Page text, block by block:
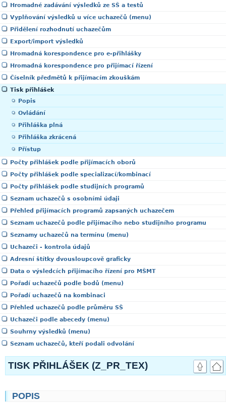
Hromadné zadávání výsledků ze SŠ a testů
Vyplňování výsledků u více uchazečů (menu)
Přidělení rozhodnutí uchazečům
Export/import výsledků
Hromadná korespondence pro e-přihlášky
Hromadná korespondence pro přijímací řízení
Číselník předmětů k přijímacím zkouškám
Tisk přihlášek
Popis
Ovládání
Přihláška plná
Přihláška zkrácená
Přístup
Počty přihlášek podle přijímacích oborů
Počty přihlášek podle specializací/kombinací
Počty přihlášek podle studijních programů
Seznam uchazečů s osobními údaji
Přehled přijímacích programů zapsaných uchazečem
Seznam uchazečů podle přijímacího nebo studijního programu
Seznamy uchazečů na termínu (menu)
Uchazeči - kontrola údajů
Adresní štítky dvousloupcově graficky
Data o výsledcích přijímacího řízení pro MŠMT
Pořadí uchazečů podle bodů (menu)
Pořadí uchazečů na kombinaci
Přehled uchazečů podle průměru SŠ
Uchazeči podle abecedy (menu)
Souhrny výsledků (menu)
Seznam uchazečů, kteří podali odvolání
TISK PŘIHLÁŠEK (Z_PR_TEX)
POPIS